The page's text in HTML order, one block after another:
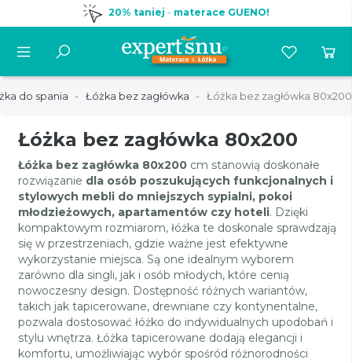
20% taniej - materace GUENO!
do spania Łóżka bez zagłówka Łóżka bez zagłówka 80x200
Łóżka bez zagłówka 80x200
Łóżka bez zagłówka 80x200 cm stanowią doskonałe
rozwiązanie dla osób poszukujących funkcjonalnych i
stylowych mebli do mniejszych sypialni, pokoi
młodzieżowych, apartamentów czy hoteli. Dzięki
kompaktowym rozmiarom, łóżka te doskonale sprawdzają
się w przestrzeniach, gdzie ważne jest efektywne
wykorzystanie miejsca. Są one idealnym wyborem
zarówno dla singli, jak i osób młodych, które cenią
nowoczesny design. Dostępność różnych wariantów,
takich jak tapicerowane, drewniane czy kontynentalne,
pozwala dostosować łóżko do indywidualnych upodobań i
stylu wnętrza. Łóżka tapicerowane dodają elegancji i
komfortu, umożliwiając wybór spośród różnorodności